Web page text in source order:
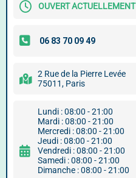
OUVERT ACTUELLEMENT
2 Rue de la Pierre Levée
75011, Paris
Lundi : 08:00 - 21:00
Mardi : 08:00 - 21:00
Mercredi : 08:00 - 21:00
Jeudi : 08:00 - 21:00
Vendredi : 08:00 - 21:00
Samedi : 08:00 - 21:00
Dimanche : 08:00 - 21:00